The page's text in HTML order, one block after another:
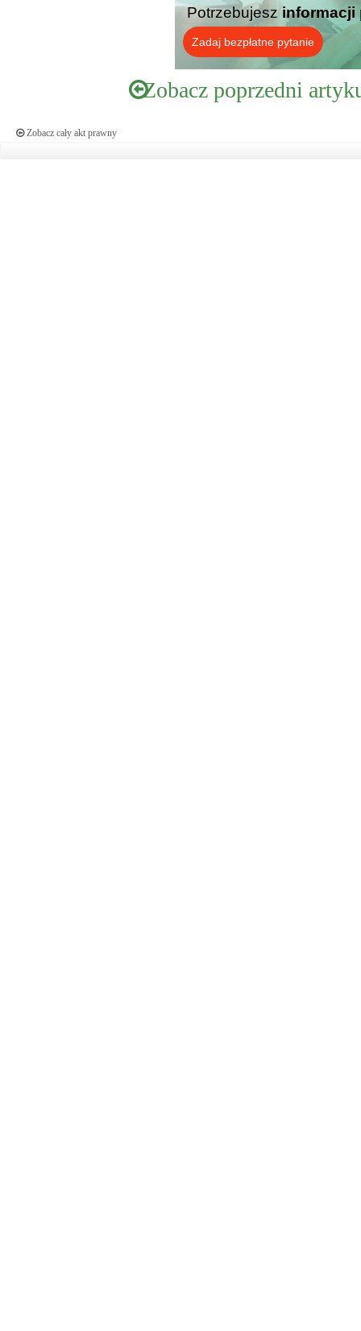
Potrzebujesz informacji
Zadaj bezpłatne pytanie
Zobacz poprzedni
Zobacz cały akt prawny